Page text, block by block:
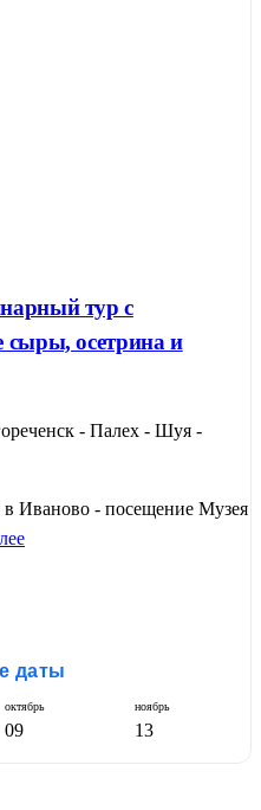
тур с
сыры, осетрина и
- Палех - Шуя -
в Иваново - посещение Музея
даты
октябрь
09
ноябрь
13